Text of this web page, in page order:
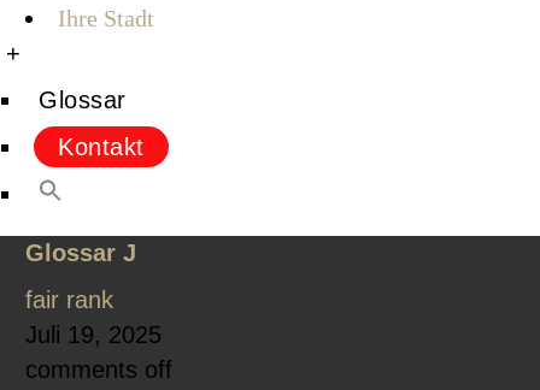
Ihre Stadt
+
Glossar
Kontakt
Glossar J
fair rank
Juli 19, 2025
comments off